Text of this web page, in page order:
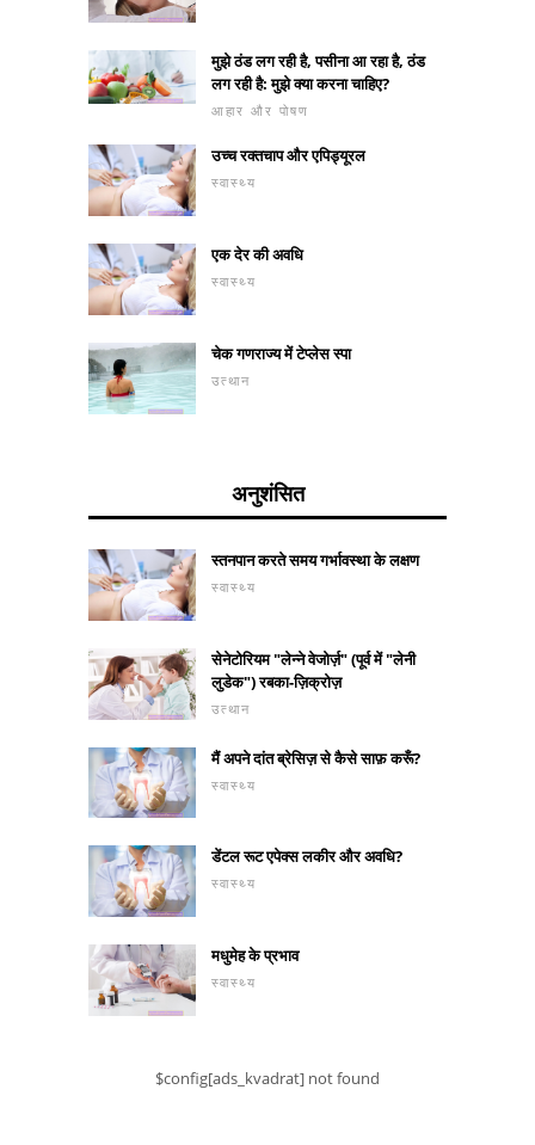
मुझे ठंड लग रही है, पसीना आ रहा है, ठंड
लग रही है: मुझे क्या करना चाहिए?
आहार और पोषण
उच्च रक्तचाप और एपिड्यूरल
स्वास्थ्य
एक देर की अवधि
स्वास्थ्य
चेक गणराज्य में टेप्लेस स्पा
उत्थान
अनुशंसित
स्तनपान करते समय गर्भावस्था के लक्षण
स्वास्थ्य
सेनेटोरियम "लेन्ने वेजोर्ज़" (पूर्व में "लेनी
लुडेक") रबका-ज़िक्रोज़
उत्थान
मैं अपने दांत ब्रेसिज़ से कैसे साफ़ करूँ?
स्वास्थ्य
डेंटल रूट एपेक्स लकीर और अवधि?
स्वास्थ्य
मधुमेह के प्रभाव
स्वास्थ्य
$config[ads_kvadrat] not found